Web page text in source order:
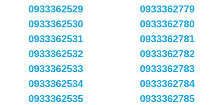
0933362529
0933362530
0933362531
0933362532
0933362533
0933362534
0933362535
0933362779
0933362780
0933362781
0933362782
0933362783
0933362784
0933362785